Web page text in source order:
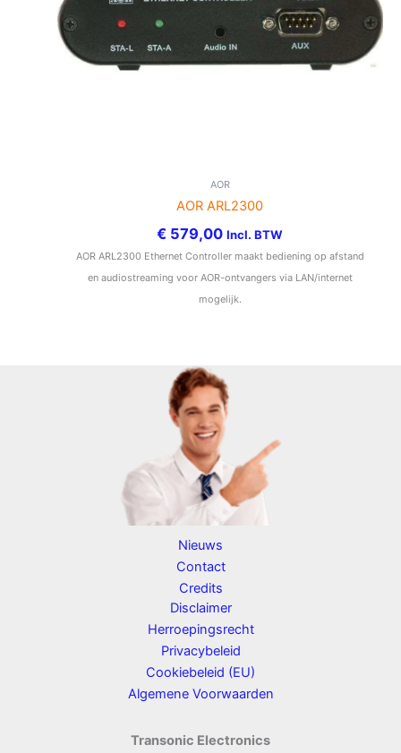
AOR
AOR ARL2300
€ 579,00 Incl. BTW
AOR ARL2300 Ethernet Controller maakt bediening op afstand
en audiostreaming voor AOR-ontvangers via LAN/internet
mogelijk.
Nieuws
Contact
Credits
Disclaimer
Herroepingsrecht
Privacybeleid
Cookiebeleid (EU)
Algemene Voorwaarden
Transonic Electronics